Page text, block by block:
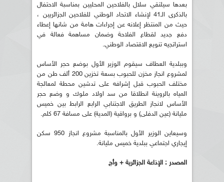
بعدها سيلتقي سلال بالفلاحين المحليين بمناسبة الاحتفال
بالذكرى الـ41 لإنشاء الاتحاد الوطني للفلاحين الجزائريين ،
حيث من المنتظر إعلانه عن إجراءات هامة من شانها إعطاء
دفع جديد لقطاع الفلاحة وضمان مساهمة فعالة في
استراتجيه تنويع الاقتصاد الوطني.
وببلدية العطاف سيقوم الوزير الأول بوضع حجر الأساس
لمشروع انجاز مخزن للحبوب بسعة تخزين 200 ألف طن من
مختلف الحبوب قبل إشرافه على تدشين محطة لمعالجة
المياه بالروينة انطلاقا من سد اولاد ملوك و وضع حجر
الأساس لانجاز الطريق الاجتنابي الرابع الرابط بين خميس
مليانة (عين الدفلى) و برواقية (المدية) على مسافة 67 كلم.
وسيعاين الوزير الأول بالمناسبة مشروع انجاز 950 سكن
إيجاري اجتماعي ببلدية خميس مليانة.
المصدر : الإذاعة الجزائرية + وأج